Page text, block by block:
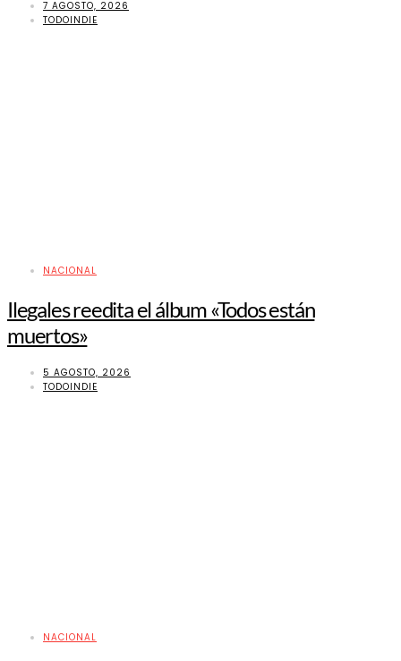
7 AGOSTO, 2026
TODOINDIE
NACIONAL
Ilegales reedita el álbum «Todos están
muertos»
5 AGOSTO, 2026
TODOINDIE
NACIONAL